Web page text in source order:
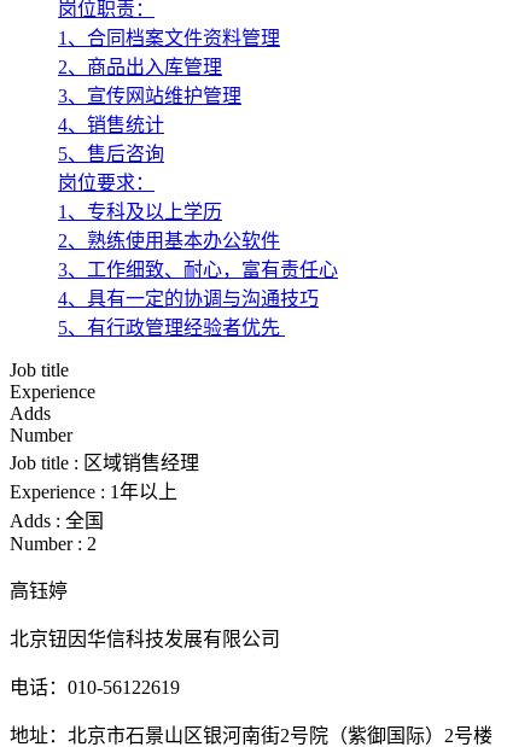
岗位职责：
1、合同档案文件资料管理
2、商品出入库管理
3、宣传网站维护管理
4、销售统计
5、售后咨询
岗位要求：
1、专科及以上学历
2、熟练使用基本办公软件
3、工作细致、耐心，富有责任心
4、具有一定的协调与沟通技巧
5、有行政管理经验者优先
Job title
Experience
Adds
Number
Job title : 区域销售经理
Experience : 1年以上
Adds : 全国
Number : 2
高钰婷
北京钮因华信科技发展有限公司
电话： 010-56122619
地址：北京市石景山区银河南街2号院（紫御国际） 2号楼